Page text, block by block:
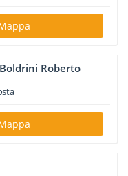
Roberto